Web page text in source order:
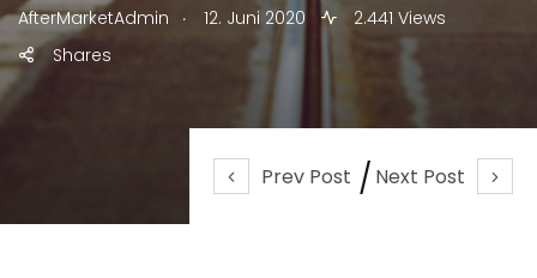
Prev Post Next Post
AfterMarketAdmin . 12. Juni 2020
2.441 Views
Shares